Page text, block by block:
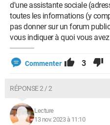
d'une assistante sociale
toutes les informations (y
pas donner sur un forum
vous indiquer à quoi vous
Commenter 3
RÉPONSE 2 / 2
Lecture
13 nov. 2023 à 11:10